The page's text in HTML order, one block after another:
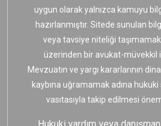
uygun olarak yalnızca kamuyu
hazırlanmıştır. Sitede sunulan
veya tavsiye niteliği
üzerinden bir avukat-müvekkil
Mevzuatın ve yargı kararlarının
kaybına uğramamak adına
vasıtasıyla takip edilmesi